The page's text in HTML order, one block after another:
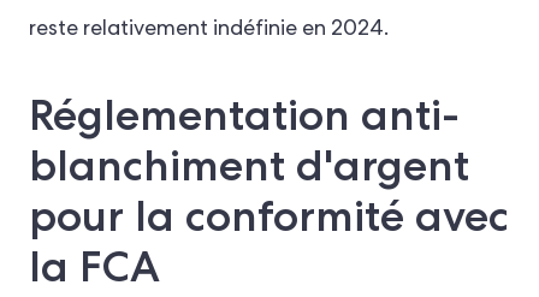
reste relativement indéfinie en 2024.
Réglementation anti-
blanchiment d'argent
pour la conformité avec
la FCA